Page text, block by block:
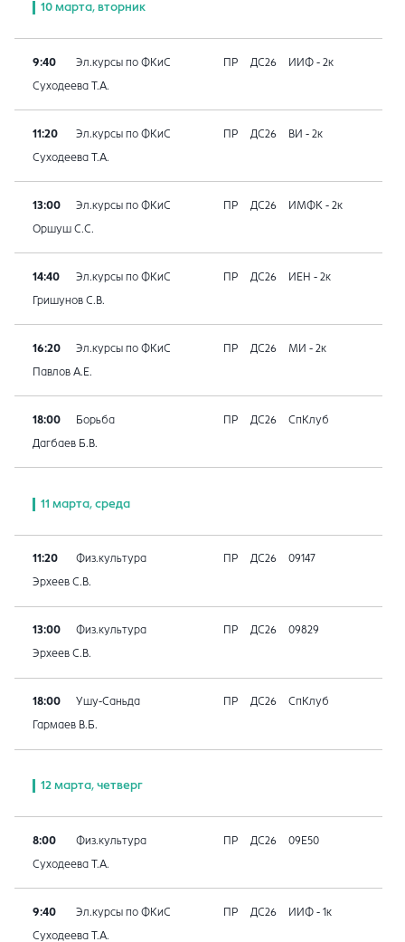
10 марта, вторник
9:40 Эл.курсы по ФКиС ПР ДС26 ИИФ - 2к
Суходеева Т.А.
11:20 Эл.курсы по ФКиС ПР ДС26 ВИ - 2к
Суходеева Т.А.
13:00 Эл.курсы по ФКиС ПР ДС26 ИМФК - 2к
Оршуш С.С.
14:40 Эл.курсы по ФКиС ПР ДС26 ИЕН - 2к
Гришунов С.В.
16:20 Эл.курсы по ФКиС ПР ДС26 МИ - 2к
Павлов А.Е.
18:00 Борьба ПР ДС26 СпКлуб
Дагбаев Б.В.
11 марта, среда
11:20 Физ.культура ПР ДС26 09147
Эрхеев С.В.
13:00 Физ.культура ПР ДС26 09829
Эрхеев С.В.
18:00 Ушу-Саньда ПР ДС26 СпКлуб
Гармаев В.Б.
12 марта, четверг
8:00 Физ.культура ПР ДС26 09E50
Суходеева Т.А.
9:40 Эл.курсы по ФКиС ПР ДС26 ИИФ - 1к
Суходеева Т.А.